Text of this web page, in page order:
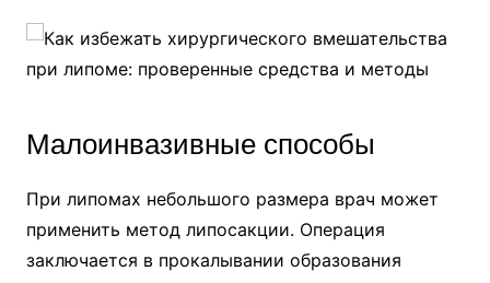
Малоинвазивные способы
При липомах небольшого размера врач может
применить метод липосакции. Операция
заключается в прокалывании образования